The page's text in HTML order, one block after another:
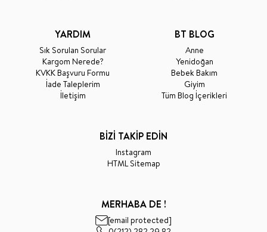
YARDIM
Sık Sorulan Sorular
Kargom Nerede?
KVKK Başvuru Formu
İade Taleplerim
İletişim
BT BLOG
Anne
Yenidoğan
Bebek Bakım
Giyim
Tüm Blog İçerikleri
BİZİ TAKİP EDİN
Instagram
HTML Sitemap
MERHABA DE !
[email protected]